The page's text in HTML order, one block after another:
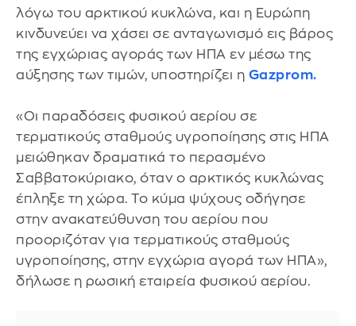
λόγω του αρκτικού κυκλώνα, και η Ευρώπη
κινδυνεύει να χάσει σε ανταγωνισμό εις βάρος
της εγχώριας αγοράς των ΗΠΑ εν μέσω της
αύξησης των τιμών, υποστηρίζει η Gazprom.
«Οι παραδόσεις φυσικού αερίου σε
τερματικούς σταθμούς υγροποίησης στις ΗΠΑ
μειώθηκαν δραματικά το περασμένο
Σαββατοκύριακο, όταν ο αρκτικός κυκλώνας
έπληξε τη χώρα. Το κύμα ψύχους οδήγησε
στην ανακατεύθυνση του αερίου που
προοριζόταν για τερματικούς σταθμούς
υγροποίησης, στην εγχώρια αγορά των ΗΠΑ»,
δήλωσε η ρωσική εταιρεία φυσικού αερίου.